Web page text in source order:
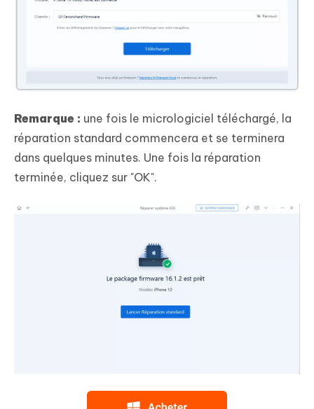
Remarque : une fois le micrologiciel téléchargé, la
réparation standard commencera et se terminera
dans quelques minutes. Une fois la réparation
terminée, cliquez sur "OK".